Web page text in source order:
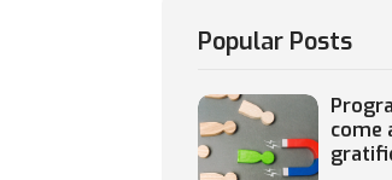
Popular Posts
come